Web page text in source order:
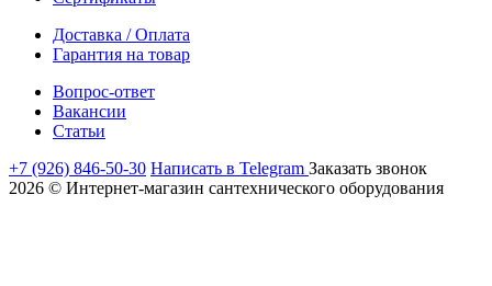
Доставка / Оплата
Гарантия на товар
Вопрос-ответ
Вакансии
Статьи
+7 (926) 846-50-30 Написать в Telegram Заказать звонок
2026 © Интернет-магазин сантехнического оборудования